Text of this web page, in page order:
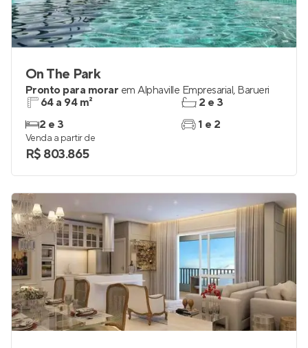
On The Park
Pronto para morar em Alphaville Empresarial, Barueri
64 a 94 m²
2 e 3
2 e 3
1 e 2
Venda a partir de
R$ 803.865